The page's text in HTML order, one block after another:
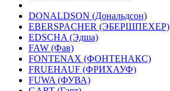
DONALDSON (Дональдсон)
EBERSPACHER (ЭБЕРШПЕХЕР)
EDSCHA (Эдша)
FAW (Фав)
FONTENAX (ФОНТЕНАКС)
FRUEHAUF (ФРИХАУФ)
FUWA (ФУВА)